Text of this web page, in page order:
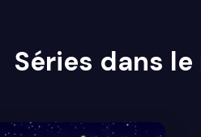
Séries dans